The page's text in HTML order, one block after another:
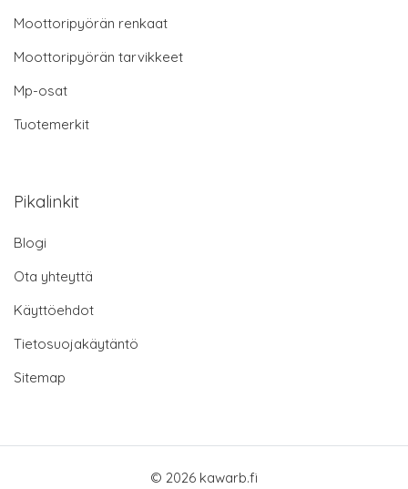
Moottoripyörän renkaat
Moottoripyörän tarvikkeet
Mp-osat
Tuotemerkit
Pikalinkit
Blogi
Ota yhteyttä
Käyttöehdot
Tietosuojakäytäntö
Sitemap
© 2026 kawarb.fi